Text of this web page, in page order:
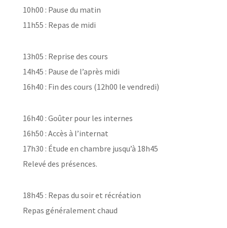
10h00 : Pause du matin
11h55 : Repas de midi
13h05 : Reprise des cours
14h45 : Pause de l’après midi
16h40 : Fin des cours (12h00 le vendredi)
16h40 : Goûter pour les internes
16h50 : Accès à l’internat
17h30 : Étude en chambre jusqu’à 18h45
Relevé des présences.
18h45 : Repas du soir et récréation
Repas généralement chaud